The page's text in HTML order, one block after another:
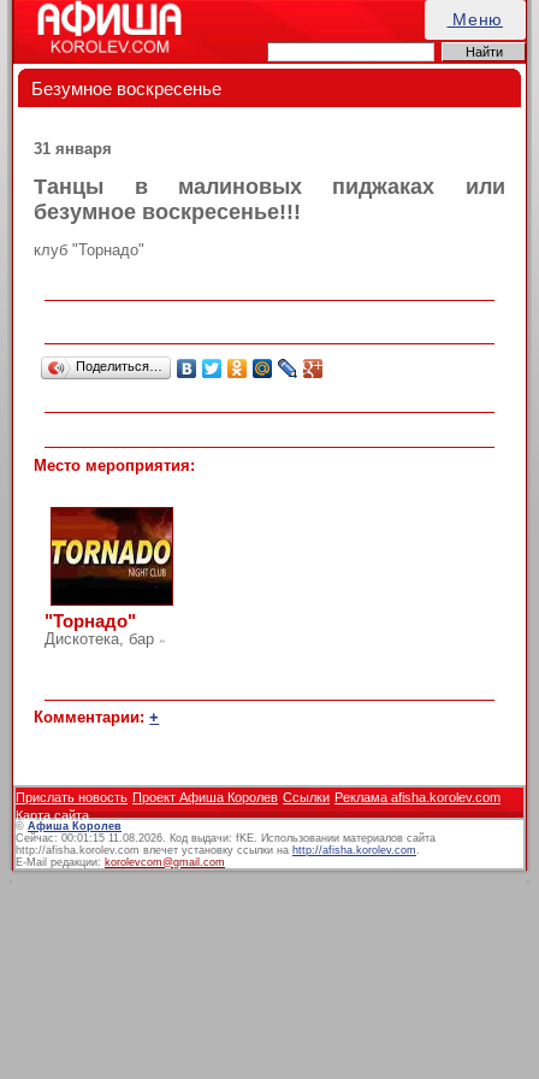
Меню
Безумное воскресенье
31 января
Танцы в малиновых пиджаках или
безумное воскресенье!!!
клуб "Торнадо"
Поделиться…
Место мероприятия:
"Торнадо"
Дискотека, бар »
Комментарии:+
Прислать новость Проект Афиша Королев Ссылки Реклама afisha.korolev.com
Карта сайта
© Афиша Королев
Сейчас: 00:01:15 11.08.2026. Код выдачи: fKE. Использовании материалов сайта
http://afisha.korolev.com влечет установку ссылки на http://afisha.korolev.com.
E-Mail редакции: korolevcom@gmail.com